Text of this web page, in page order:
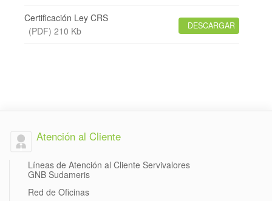
Certificación Ley CRS
(PDF) 210 Kb
DESCARGAR
Atención al Cliente
Líneas de Atención al Cliente Servivalores
GNB Sudameris
Red de Oficinas